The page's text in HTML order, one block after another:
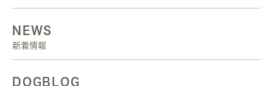
NEWS
新着情報
DOGBLOG